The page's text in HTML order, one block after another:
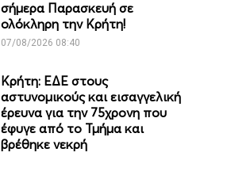
σήμερα Παρασκευή σε
ολόκληρη την Κρήτη!
07/08/2026 08:40
Κρήτη: ΕΔΕ στους
αστυνομικούς και εισαγγελική
έρευνα για την 75χρονη που
έφυγε από το Τμήμα και
βρέθηκε νεκρή